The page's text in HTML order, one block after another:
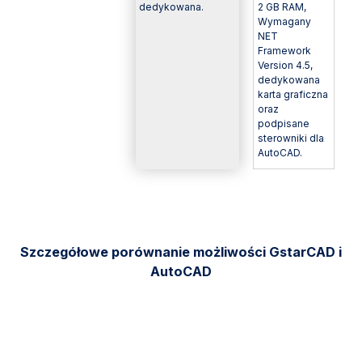
dedykowana.
2 GB RAM,
Wymagany
NET
Framework
Version 4.5,
dedykowana
karta graficzna
oraz
podpisane
sterowniki dla
AutoCAD.
Szczegółowe porównanie możliwości GstarCAD i
AutoCAD